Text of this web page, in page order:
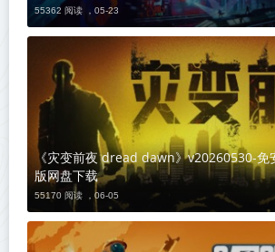
55362 阅读 ， 05-23
《灾变前夜 dread dawn》v20260530-免
版网盘下载
55170 阅读 ， 06-05